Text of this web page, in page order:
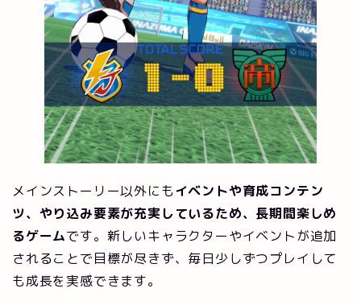
メインストーリー以外にもイベントや育成コンテン
ツ、やり込み要素が充実しているため、長期間楽しめ
るゲームです。新しいキャラクターやイベントが追加
されることで目標が尽きず、毎日少しずつプレイして
も成長を実感できます。